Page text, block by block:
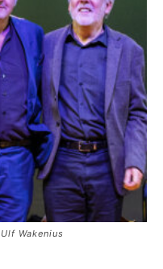
Wakenius